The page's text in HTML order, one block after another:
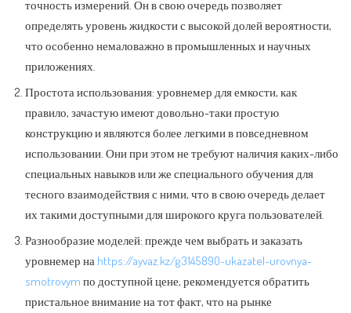
точность измерений. Он в свою очередь позволяет
определять уровень жидкости с высокой долей вероятности,
что особенно немаловажно в промышленных и научных
приложениях.
Простота использования: уровнемер для емкости, как
правило, зачастую имеют довольно-таки простую
конструкцию и являются более легкими в повседневном
использовании. Они при этом не требуют наличия каких-либо
специальных навыков или же специального обучения для
тесного взаимодействия с ними, что в свою очередь делает
их такими доступными для широкого круга пользователей.
Разнообразие моделей: прежде чем выбрать и заказать
уровнемер на https://ayvaz.kz/g3145890-ukazatel-urovnya-
smotrovym по доступной цене, рекомендуется обратить
пристальное внимание на тот факт, что на рынке